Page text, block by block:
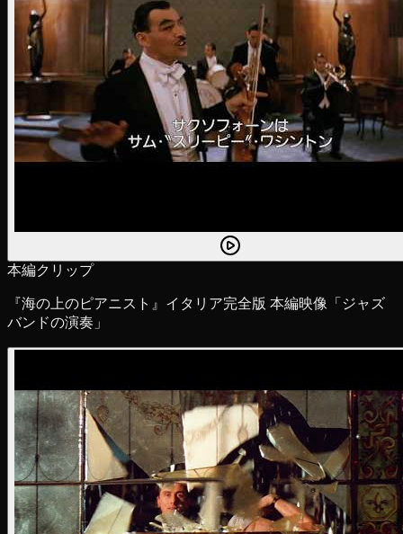
本編クリップ
『海の上のピアニスト』イタリア完全版 本編映像「ジャズ
バンドの演奏」